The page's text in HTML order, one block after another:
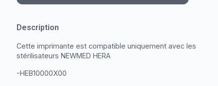
Description
Cette imprimante est compatible uniquement avec les
stérilisateurs NEWMED HERA
-HEB10000X00